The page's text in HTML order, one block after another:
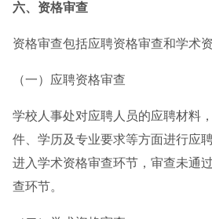
六、资格审查
资格审查包括应聘资格审查和学术资
（一）应聘资格审查
学校人事处对应聘人员的应聘材料
件、学历及专业要求等方面进行应
进入学术资格审查环节，审查未通
查环节。